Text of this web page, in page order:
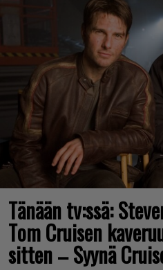
Tänään tv:ssä:
Tom Cruisen
sitten – Syynä